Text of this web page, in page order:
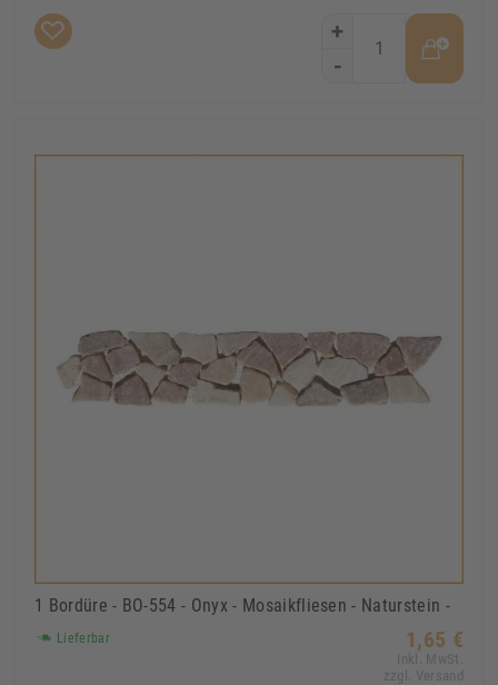
+
-
1 Bordüre - BO-554 - Onyx - Mosaikfliesen - Naturstein -
Lieferbar 1,65 €
Inkl. MwSt.
zzgl. Versand